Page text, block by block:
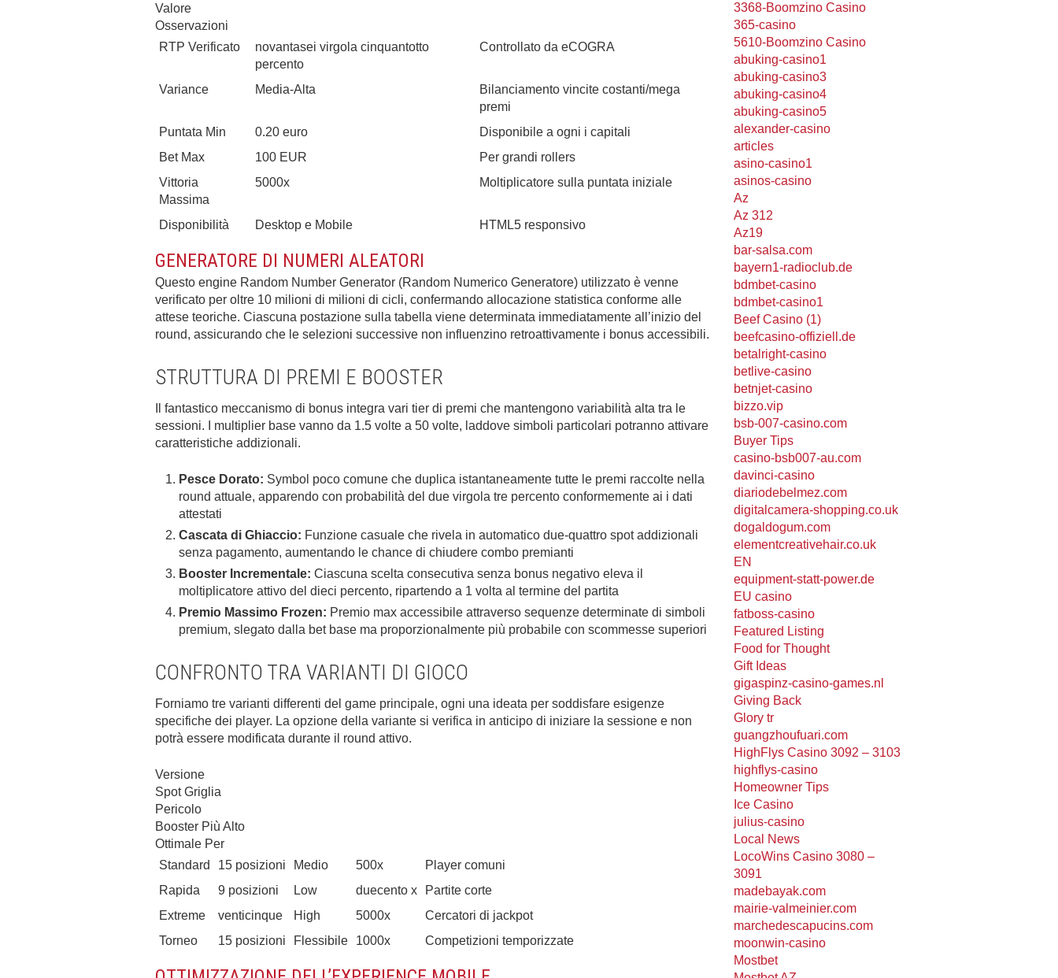
Valore
Osservazioni
RTP Verificato
novantasei virgola cinquantotto
percento
Controllato da eCOGRA
Variance Media-Alta
Bilanciamento vincite costanti/mega
premi
Puntata Min
0.20 euro
Disponibile a ogni i capitali
Bet Max
100 EUR
Per grandi rollers
Vittoria
Massima
5000x Moltiplicatore sulla puntata iniziale
Disponibilità Desktop e Mobile HTML5 responsivo
GENERATORE DI NUMERI ALEATORI
Questo engine Random Number Generator (Random Numerico Generatore) utilizzato è venne
verificato per oltre 10 milioni di milioni di cicli, confermando allocazione statistica conforme alle
attese teoriche. Ciascuna postazione sulla tabella viene determinata immediatamente all’inizio del
round, assicurando che le selezioni successive non influenzino retroattivamente i bonus accessibili.
STRUTTURA DI PREMI E BOOSTER
Il fantastico meccanismo di bonus integra vari tier di premi che mantengono variabilità alta tra le
sessioni. I multiplier base vanno da 1.5 volte a 50 volte, laddove simboli particolari potranno attivare
caratteristiche addizionali.
Pesce Dorato: Symbol poco comune che duplica istantaneamente tutte le premi raccolte nella
round attuale, apparendo con probabilità del due virgola tre percento conformemente ai i dati
attestati
Cascata di Ghiaccio: Funzione casuale che rivela in automatico due-quattro spot addizionali
senza pagamento, aumentando le chance di chiudere combo premianti
Booster Incrementale: Ciascuna scelta consecutiva senza bonus negativo eleva il
moltiplicatore attivo del dieci percento, ripartendo a 1 volta al termine del partita
Premio Massimo Frozen: Premio max accessibile attraverso sequenze determinate di simboli
premium, slegato dalla bet base ma proporzionalmente più probabile con scommesse superiori
CONFRONTO TRA VARIANTI DI GIOCO
Forniamo tre varianti differenti del game principale, ogni una ideata per soddisfare esigenze
specifiche dei player. La opzione della variante si verifica in anticipo di iniziare la sessione e non
potrà essere modificata durante il round attivo.
Versione
Spot Griglia
Pericolo
Booster Più Alto
Ottimale Per
Standard
15 posizioni Medio 500x
Player comuni
Rapida
9 posizioni Low duecento x
Partite corte
Extreme
venticinque High 5000x
Cercatori di jackpot
Torneo
15 posizioni Flessibile 1000x Competizioni temporizzate
3368-Boomzino Casino
365-casino
5610-Boomzino Casino
abuking-casino1
abuking-casino3
abuking-casino4
abuking-casino5
alexander-casino
articles
asino-casino1
asinos-casino
Az
Az 312
Az19
bar-salsa.com
bayern1-radioclub.de
bdmbet-casino
bdmbet-casino1
Beef Casino (1)
beefcasino-offiziell.de
betalright-casino
betlive-casino
betnjet-casino
bizzo.vip
bsb-007-casino.com
Buyer Tips
casino-bsb007-au.com
davinci-casino
diariodebelmez.com
digitalcamera-shopping.co.uk
dogaldogum.com
elementcreativehair.co.uk
EN
equipment-statt-power.de
EU casino
fatboss-casino
Featured Listing
Food for Thought
Gift Ideas
gigaspinz-casino-games.nl
Giving Back
Glory tr
guangzhoufuari.com
HighFlys Casino 3092 – 3103
highflys-casino
Homeowner Tips
Ice Casino
julius-casino
Local News
LocoWins Casino 3080 –
3091
madebayak.com
mairie-valmeinier.com
marchedescapucins.com
moonwin-casino
Mostbet